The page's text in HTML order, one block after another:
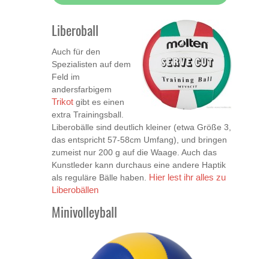
Liberoball
Auch für den
Spezialisten auf dem
Feld im
andersfarbigem
Trikot gibt es einen
extra Trainingsball.
Liberobälle sind deutlich kleiner (etwa Größe 3,
das entspricht 57-58cm Umfang), und bringen
zumeist nur 200 g auf die Waage. Auch das
Kunstleder kann durchaus eine andere Haptik
als reguläre Bälle haben.
Hier lest ihr alles zu
Liberobällen
Minivolleyball